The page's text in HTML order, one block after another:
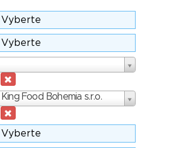
King Food Bohemia s.r.o.
Dodavatel